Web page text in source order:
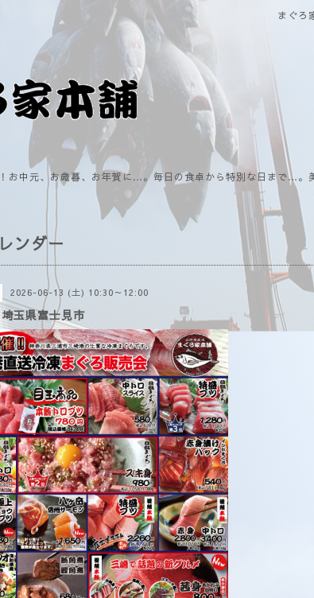
まぐろ
お中元、お歳暮、お年賀に…。毎日の食卓から特別な日まで…。
ンダー
2026-06-13 (土) 10:30～12:00
玉県富士見市